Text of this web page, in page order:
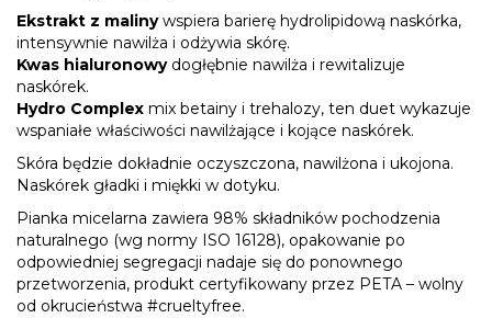
Ekstrakt z malinywspiera barierę hydrolipidową naskórka,
intensywnie nawilża i odżywia skórę.
Kwas hialuronowydogłębnie nawilża i rewitalizuje
naskórek.
Hydro Complex mix betainy i trehalozy, ten duet wykazuje
wspaniałe właściwości nawilżające i kojące naskórek.
Skóra będzie dokładnie oczyszczona, nawilżona i ukojona.
Naskórek gładki i miękki w dotyku.
Pianka micelarna zawiera 98% składników pochodzenia
naturalnego (wg normy ISO 16128), opakowanie po
odpowiedniej segregacji nadaje się do ponownego
przetworzenia, produkt certyfikowany przez PETA – wolny
od okrucieństwa #crueltyfree.